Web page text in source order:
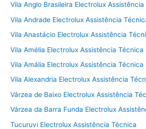
Vila Anglo Brasileira Electrolux Assistência
Vila Andrade Electrolux Assistência
Vila Anastácio Electrolux Assistência
Vila Amélia Electrolux Assistência Técnica
Vila Amália Electrolux Assistência Técnica
Vila Alexandria Electrolux Assistência
Várzea de Baixo Electrolux Assistência
Várzea da Barra Funda Electrolux
Tucuruvi Electrolux Assistência Técnica